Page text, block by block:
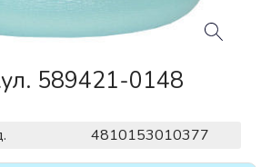
589421-0148
4810153010377